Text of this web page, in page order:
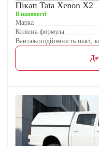
Пікап Tata Xenon X2
В наявності
Марка
Колісна формула
Вантажопідйомність шасі,